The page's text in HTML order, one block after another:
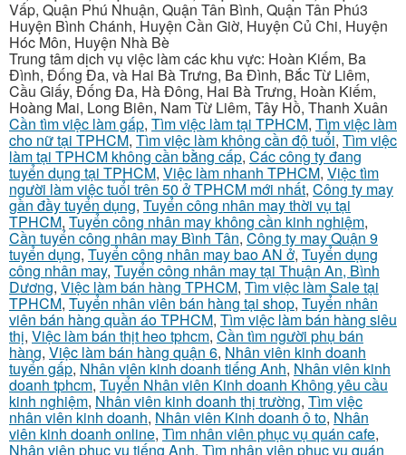
Vấp, Quận Phú Nhuận, Quận Tân Bình, Quận Tân Phú3
Huyện Bình Chánh, Huyện Cần Giờ, Huyện Củ Chi, Huyện
Hóc Môn, Huyện Nhà Bè
Trung tâm dịch vụ việc làm các khu vực: Hoàn Kiếm, Ba
Đình, Đống Đa, và Hai Bà Trưng, Ba Đình, Bắc Từ Liêm,
Cầu Giấy, Đống Đa, Hà Đông, Hai Bà Trưng, Hoàn Kiếm,
Hoàng Mai, Long Biên, Nam Từ Liêm, Tây Hồ, Thanh Xuân
Cần tìm việc làm gấp, Tìm việc làm tại TPHCM, Tìm việc làm
cho nữ tại TPHCM, Tìm việc làm không cần độ tuổi, Tìm việc
làm tại TPHCM không cần bằng cấp, Các công ty đang
tuyển dụng tại TPHCM, Việc làm nhanh TPHCM, Việc tìm
người làm việc tuổi trên 50 ở TPHCM mới nhất, Công ty may
gần đầy tuyển dụng, Tuyển công nhân may thời vụ tại
TPHCM, Tuyển công nhân may không cần kinh nghiệm,
Cần tuyển công nhân may Bình Tân, Công ty may Quận 9
tuyển dụng, Tuyển công nhân may bao AN ở, Tuyển dụng
công nhân may, Tuyển công nhân may tại Thuận An, Bình
Dương, Việc làm bán hàng TPHCM, Tìm việc làm Sale tại
TPHCM, Tuyển nhân viên bán hàng tại shop, Tuyển nhân
viên bán hàng quần áo TPHCM, Tìm việc làm bán hàng siêu
thị, Việc làm bán thịt heo tphcm, Cần tìm người phụ bán
hàng, Việc làm bán hàng quận 6, Nhân viên kinh doanh
tuyển gấp, Nhân viên kinh doanh tiếng Anh, Nhân viên kinh
doanh tphcm, Tuyển Nhân viên Kinh doanh Không yêu cầu
kinh nghiệm, Nhân viên kinh doanh thị trường, Tìm việc
nhân viên kinh doanh, Nhân viên Kinh doanh ô to, Nhân
viên kinh doanh online, Tìm nhân viên phục vụ quán cafe,
Nhân viên phục vụ tiếng Anh, Tìm nhân viên phục vụ quán